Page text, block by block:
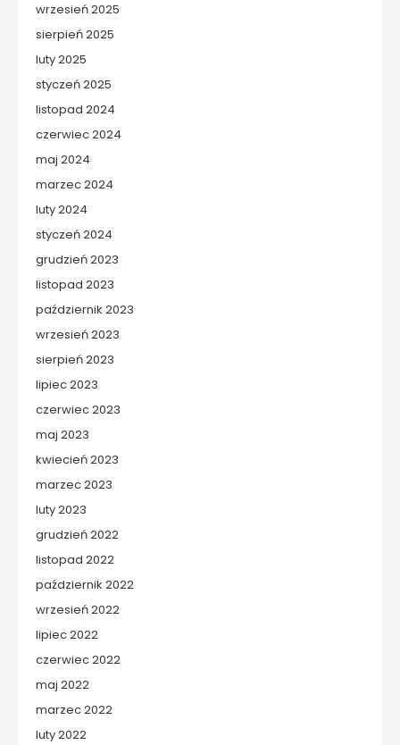
wrzesień 2025
sierpień 2025
luty 2025
styczeń 2025
listopad 2024
czerwiec 2024
maj 2024
marzec 2024
luty 2024
styczeń 2024
grudzień 2023
listopad 2023
październik 2023
wrzesień 2023
sierpień 2023
lipiec 2023
czerwiec 2023
maj 2023
kwiecień 2023
marzec 2023
luty 2023
grudzień 2022
listopad 2022
październik 2022
wrzesień 2022
lipiec 2022
czerwiec 2022
maj 2022
marzec 2022
luty 2022